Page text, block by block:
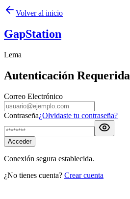
Volver al inicio
GapStation
Lema
Autenticación Requerida
Correo Electrónico
Contraseña¿Olvidaste tu contraseña?
Acceder
Conexión segura establecida.
¿No tienes cuenta? Crear cuenta